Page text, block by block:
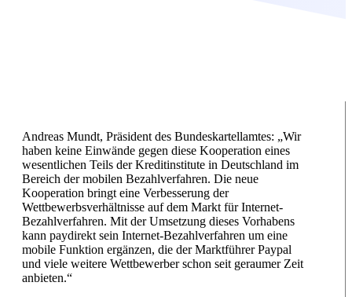
Andreas Mundt, Präsident des Bundeskartellamtes: „Wir
haben keine Einwände gegen diese Kooperation eines
wesentlichen Teils der Kreditinstitute in Deutschland im
Bereich der mobilen Bezahlverfahren. Die neue
Kooperation bringt eine Verbesserung der
Wettbewerbsverhältnisse auf dem Markt für Internet-
Bezahlverfahren. Mit der Umsetzung dieses Vorhabens
kann paydirekt sein Internet-Bezahlverfahren um eine
mobile Funktion ergänzen, die der Marktführer Paypal
und viele weitere Wettbewerber schon seit geraumer Zeit
anbieten.“